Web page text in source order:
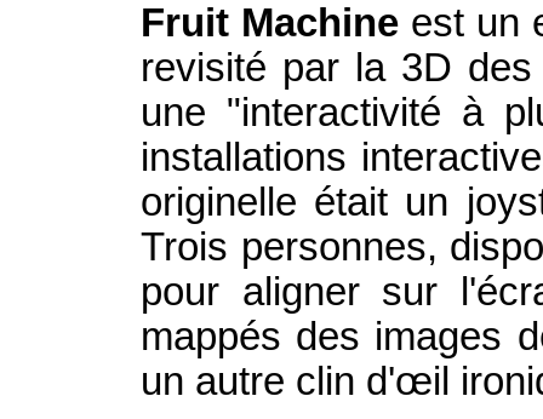
Fruit Machine est un
revisité par la 3D
une "interactivité à
installations
originelle était un
Trois personnes,
pour aligner sur
mappés des images
un autre clin d'œil